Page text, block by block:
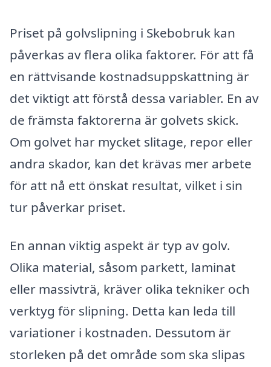
Priset på golvslipning i Skebobruk kan
påverkas av flera olika faktorer. För att få
en rättvisande kostnadsuppskattning är
det viktigt att förstå dessa variabler. En av
de främsta faktorerna är golvets skick.
Om golvet har mycket slitage, repor eller
andra skador, kan det krävas mer arbete
för att nå ett önskat resultat, vilket i sin
tur påverkar priset.
En annan viktig aspekt är typ av golv.
Olika material, såsom parkett, laminat
eller massivträ, kräver olika tekniker och
verktyg för slipning. Detta kan leda till
variationer i kostnaden. Dessutom är
storleken på det område som ska slipas